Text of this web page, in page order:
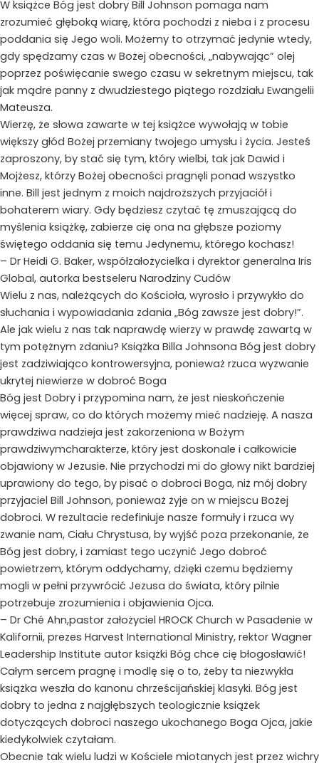
W książce Bóg jest dobry Bill Johnson pomaga nam
zrozumieć głęboką wiarę, która pochodzi z nieba i z procesu
poddania się Jego woli. Możemy to otrzymać jedynie wtedy,
gdy spędzamy czas w Bożej obecności, „nabywając” olej
poprzez poświęcanie swego czasu w sekretnym miejscu, tak
jak mądre panny z dwudziestego piątego rozdziału Ewangelii
Mateusza.
Wierzę, że słowa zawarte w tej książce wywołają w tobie
większy głód Bożej przemiany twojego umysłu i życia. Jesteś
zaproszony, by stać się tym, który wielbi, tak jak Dawid i
Mojżesz, którzy Bożej obecności pragnęli ponad wszystko
inne. Bill jest jednym z moich najdroższych przyjaciół i
bohaterem wiary. Gdy będziesz czytać tę zmuszającą do
myślenia książkę, zabierze cię ona na głębsze poziomy
świętego oddania się temu Jedynemu, którego kochasz!
– Dr Heidi G. Baker, współzałożycielka i dyrektor generalna Iris
Global, autorka bestseleru Narodziny Cudów
Wielu z nas, należących do Kościoła, wyrosło i przywykło do
słuchania i wypowiadania zdania „Bóg zawsze jest dobry!”.
Ale jak wielu z nas tak naprawdę wierzy w prawdę zawartą w
tym potężnym zdaniu? Książka Billa Johnsona Bóg jest dobry
jest zadziwiająco kontrowersyjna, ponieważ rzuca wyzwanie
ukrytej niewierze w dobroć Boga
Bóg jest Dobry i przypomina nam, że jest nieskończenie
więcej spraw, co do których możemy mieć nadzieję. A nasza
prawdziwa nadzieja jest zakorzeniona w Bożym
prawdziwymcharakterze, który jest doskonale i całkowicie
objawiony w Jezusie. Nie przychodzi mi do głowy nikt bardziej
uprawiony do tego, by pisać o dobroci Boga, niż mój dobry
przyjaciel Bill Johnson, ponieważ żyje on w miejscu Bożej
dobroci. W rezultacie redefiniuje nasze formuły i rzuca wy
zwanie nam, Ciału Chrystusa, by wyjść poza przekonanie, że
Bóg jest dobry, i zamiast tego uczynić Jego dobroć
powietrzem, którym oddychamy, dzięki czemu będziemy
mogli w pełni przywrócić Jezusa do świata, który pilnie
potrzebuje zrozumienia i objawienia Ojca.
– Dr Ché Ahn,pastor założyciel HROCK Church w Pasadenie w
Kalifornii, prezes Harvest International Ministry, rektor Wagner
Leadership Institute autor książki Bóg chce cię błogosławić!
Całym sercem pragnę i modlę się o to, żeby ta niezwykła
książka weszła do kanonu chrześcijańskiej klasyki. Bóg jest
dobry to jedna z najgłębszych teologicznie książek
dotyczących dobroci naszego ukochanego Boga Ojca, jakie
kiedykolwiek czytałam.
Obecnie tak wielu ludzi w Kościele miotanych jest przez wichry